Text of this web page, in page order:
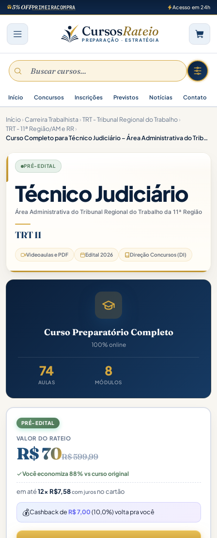
5% OFFPRIMEIRACOMPRA Acesso em 24h
CursosRateio
PREPARAÇÃO · ESTRATÉGIA
Início Concursos Inscrições Previstos Notícias Contato
Início› Carreira Trabalhista›TRT - Tribunal Regional do Trabalho›
TRT - 11ª Região/AM e RR›
Curso Completo para Técnico Judiciário – Área Administrativa do Tribunal Regional do Trabalho da 11ª Região – TRT 11
PRÉ-EDITAL
Técnico Judiciário
Área Administrativa do Tribunal Regional do Trabalho da 11ª Região
TRT 11
Videoaulas e PDF Edital 2026 Direção Concursos (DI)
Curso Preparatório Completo
100% online
74
AULAS
8
MÓDULOS
PRÉ-EDITAL
VALOR DO RATEIO
R$ 70R$ 599,99
Você economiza 88% vs curso original
em até12× R$7,58com jurosno cartão
💰Cashback de R$ 7,00(10,0%) volta pra você